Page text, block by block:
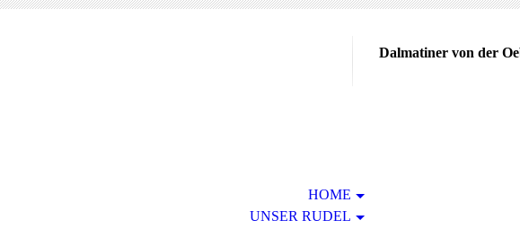
Dalmatiner von der
HOME
UNSER RUDEL